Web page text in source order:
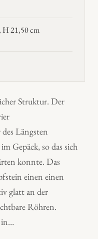
H 21,50 cm
Struktur. Der
des Längsten
Gepäck, so das sich
konnte. Das
einen einen
glatt an der
Röhren.
in…